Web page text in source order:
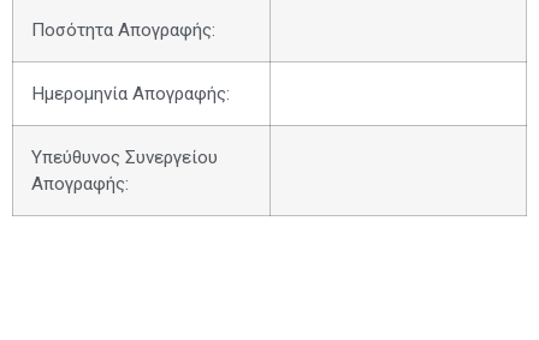
Ποσότητα Απογραφής:
Ημερομηνία Απογραφής:
Υπεύθυνος Συνεργείου
Απογραφής: